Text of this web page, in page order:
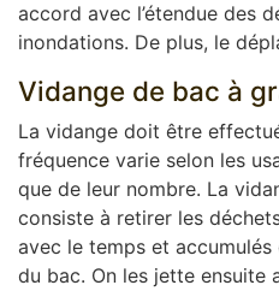
accord avec l’étendue des
inondations. De plus, le
Vidange de bac à
La vidange doit être
fréquence varie selon les
que de leur nombre. La
consiste à retirer les
avec le temps et
du bac. On les jette ensuite